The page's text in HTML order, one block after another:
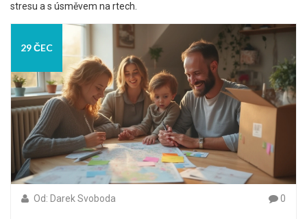
stresu a s úsměvem na rtech.
29 ČEC
Od: Darek Svoboda 0